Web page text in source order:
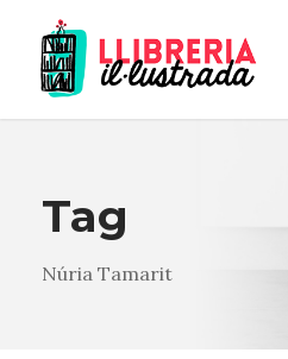
Tag
Núria Tamarit